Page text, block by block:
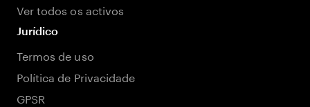
Ver todos os activos
Jurídico
Termos de uso
Política de Privacidade
GPSR